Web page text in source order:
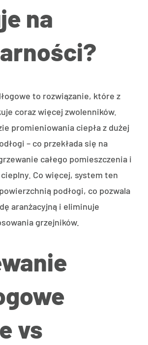
na
to rozwiązanie, które z
coraz więcej zwolenników.
promieniowania ciepła z dużej
– co przekłada się na
całego pomieszczenia i
Co więcej, system ten
podłogi, co pozwala
aranżacyjną i eliminuje
grzejników.
vs